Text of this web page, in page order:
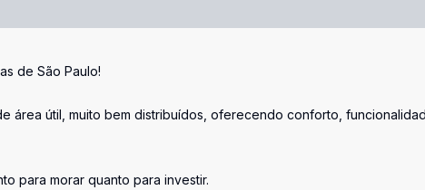
de São Paulo!
área útil, muito bem distribuídos, oferecendo conforto,
para morar quanto para investir.